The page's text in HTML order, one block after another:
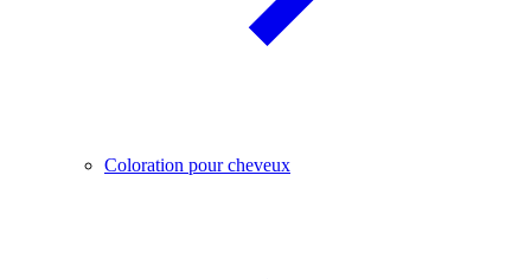
Coloration pour cheveux